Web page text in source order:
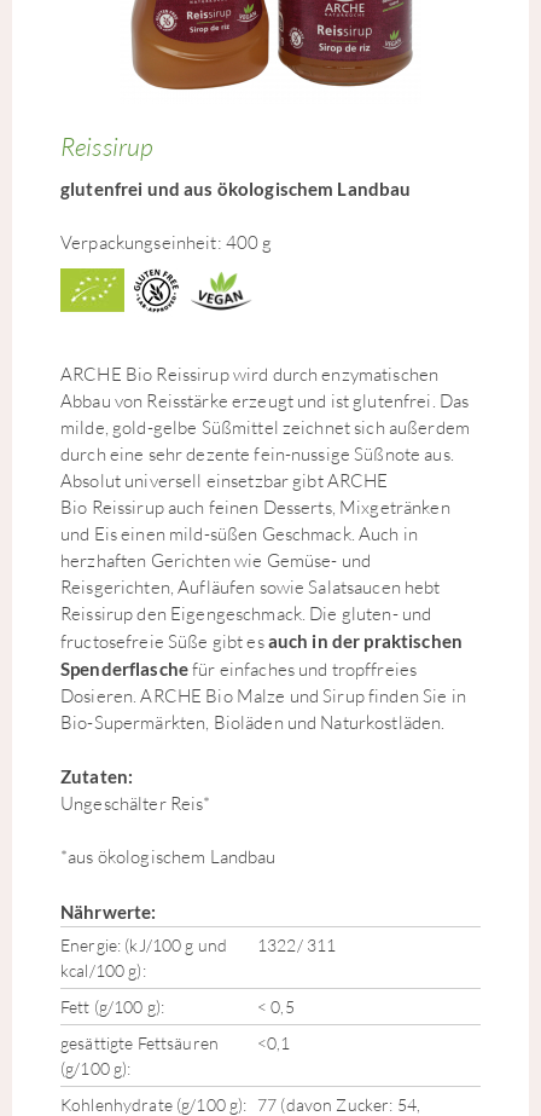
Reissirup
glutenfrei und aus ökologischem Landbau
Verpackungseinheit: 400 g
ARCHE Bio Reissirup wird durch enzymatischen
Abbau von Reisstärke erzeugt und ist glutenfrei. Das
milde, gold-gelbe Süßmittel zeichnet sich außerdem
durch eine sehr dezente fein-nussige Süßnote aus.
Absolut universell einsetzbar gibt ARCHE
Bio Reissirup auch feinen Desserts, Mixgetränken
und Eis einen mild-süßen Geschmack. Auch in
herzhaften Gerichten wie Gemüse- und
Reisgerichten, Aufläufen sowie Salatsaucen hebt
Reissirup den Eigengeschmack. Die gluten- und
fructosefreie Süße gibt esauch in der praktischen
Spenderflaschefür einfaches und tropffreies
Dosieren. ARCHE Bio Malze und Sirup finden Sie in
Bio-Supermärkten, Bioläden und Naturkostläden.
Zutaten:
Ungeschälter Reis*
*aus ökologischem Landbau
Nährwerte:
Energie: (kJ/100 g und
kcal/100 g):
1322/ 311
Fett (g/100 g):
< 0,5
gesättigte Fettsäuren
(g/100 g):
<0,1
Kohlenhydrate (g/100 g): 77 (davon Zucker: 54,